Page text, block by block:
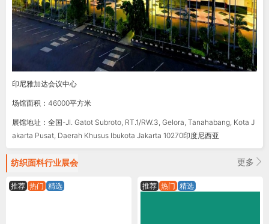
印尼雅加达会议中心
场馆面积：46000平方米
展馆地址：全国-Jl. Gatot Subroto, RT.1/RW.3, Gelora, Tanahabang, Kota J
akarta Pusat, Daerah Khusus Ibukota Jakarta 10270印度尼西亚
纺织面料行业展会 更多
推荐 热门 精选 推荐 热门 精选